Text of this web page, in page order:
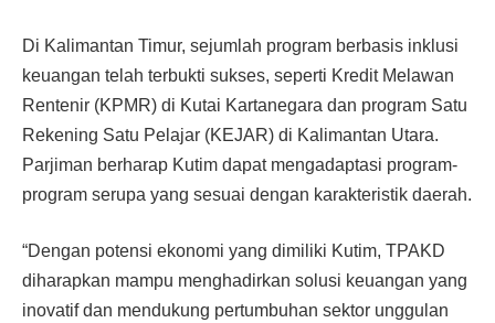
Di Kalimantan Timur, sejumlah program berbasis inklusi
keuangan telah terbukti sukses, seperti Kredit Melawan
Rentenir (KPMR) di Kutai Kartanegara dan program Satu
Rekening Satu Pelajar (KEJAR) di Kalimantan Utara.
Parjiman berharap Kutim dapat mengadaptasi program-
program serupa yang sesuai dengan karakteristik daerah.
“Dengan potensi ekonomi yang dimiliki Kutim, TPAKD
diharapkan mampu menghadirkan solusi keuangan yang
inovatif dan mendukung pertumbuhan sektor unggulan